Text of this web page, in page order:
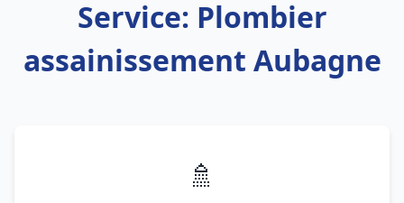
Service: Plombier
assainissement Aubagne
🚿